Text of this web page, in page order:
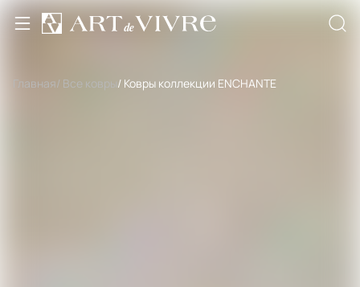
Главная/ Все ковры / Ковры коллекции ENCHANTE